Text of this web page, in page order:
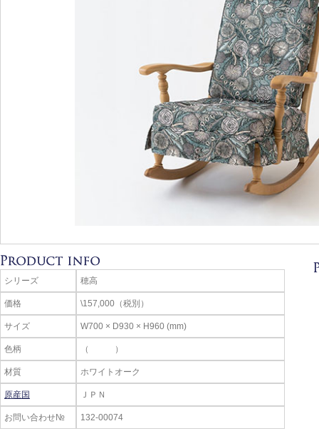
シリーズ 穂高
価格 \157,000（税別）
サイズ W700 × D930 × H960 (mm)
色柄 （ ）
材質 ホワイトオーク
原産国 ＪＰＮ
お問い合わせ№ 132-00074